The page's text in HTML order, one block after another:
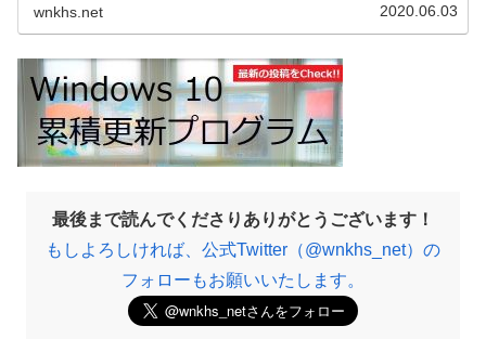
wnkhs.net 2020.06.03
最後まで読んでくださりありがとうございます！
もしよろしければ、公式Twitter（@wnkhs_net）の
フォローもお願いいたします。